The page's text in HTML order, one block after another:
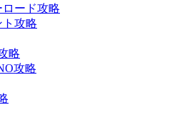
ード攻略
ト攻略
略
攻略